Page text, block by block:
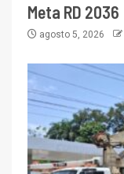
Meta RD 2036
agosto 5, 2026